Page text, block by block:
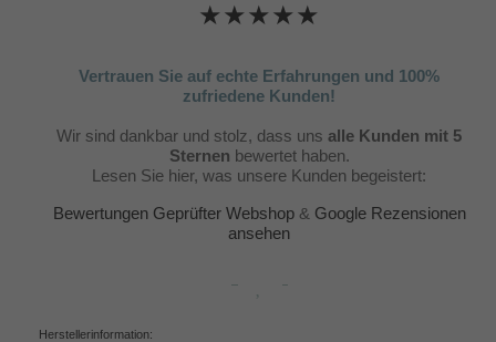
★★★★★
Vertrauen Sie auf echte Erfahrungen und 100%
zufriedene Kunden!
Wir sind dankbar und stolz, dass uns alle Kunden mit 5
Sternen bewertet haben.
Lesen Sie hier, was unsere Kunden begeistert:
Bewertungen Geprüfter Webshop& Google Rezensionen
ansehen
Herstellerinformation: